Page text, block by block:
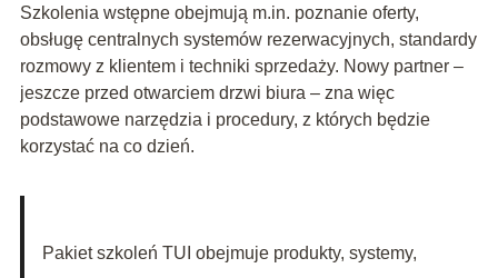
Szkolenia wstępne obejmują m.in. poznanie oferty,
obsługę centralnych systemów rezerwacyjnych, standardy
rozmowy z klientem i techniki sprzedaży. Nowy partner –
jeszcze przed otwarciem drzwi biura – zna więc
podstawowe narzędzia i procedury, z których będzie
korzystać na co dzień.
Pakiet szkoleń TUI obejmuje produkty, systemy,